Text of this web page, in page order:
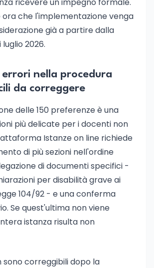
ora che l'implementazione venga
già a partire dalla
2026.
errori nella procedura
da correggere
delle 150 preferenze è una
più delicate per i docenti non
Istanze on line richiede
di più sezioni nell'ordine
di documenti specifici -
per disabilità grave ai
104/92 - e una conferma
Se quest'ultima non viene
istanza risulta non
sono correggibili dopo la